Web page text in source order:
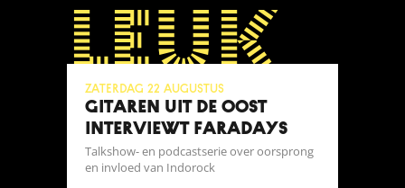
leuk
zaterdag 22 augustus
GITAREN UIT DE OOST
INTERVIEWT FARADAYS
Talkshow- en podcastserie over oorsprong
en invloed van Indorock